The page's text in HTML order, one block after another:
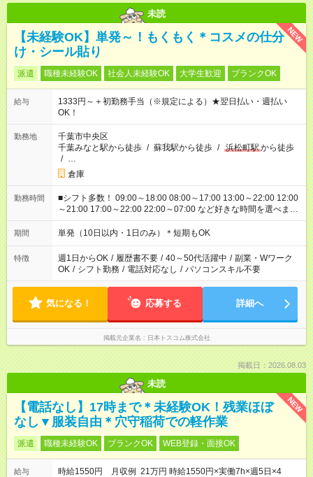
未読
NEW
【未経験OK】単発～！もくもく＊コスメの仕分
け・シール貼り
派遣 職種未経験OK 社会人未経験OK 大学生歓迎 ブランクOK
給与
1333円～＋初勤務手当（※規定による）★翌日払い・週払い
OK！
勤務地
千葉市中央区
千葉みなと駅から徒歩 / 蘇我駅から徒歩 / 浜松町駅から徒歩
/ …
倉庫
勤務時間
■シフト多数！ 09:00～18:00 08:00～17:00 13:00～22:00 12:00
～21:00 17:00～22:00 22:00～07:00 など好きな時間を選べま
す！
期間 単発（10日以内・1日のみ）＊短期もOK
特徴 週1日からOK / 履歴書不要 / 40～50代活躍中 / 副業・Wワーク
OK / シフト勤務 / 電話対応なし / パソコンスキル不要
気になる！ 応募する 詳細へ
掲載元企業名 日本トスコム株式会社
掲載日：2026.08.03
未読
NEW
【電話なし】17時まで＊未経験OK！残業ほぼ
なし▼服装自由＊穴守稲荷での軽作業
派遣 職種未経験OK ブランクOK WEB登録・面接OK
給与
時給1550円 月収例 21万円 時給1550円×実働7h×週5日×4